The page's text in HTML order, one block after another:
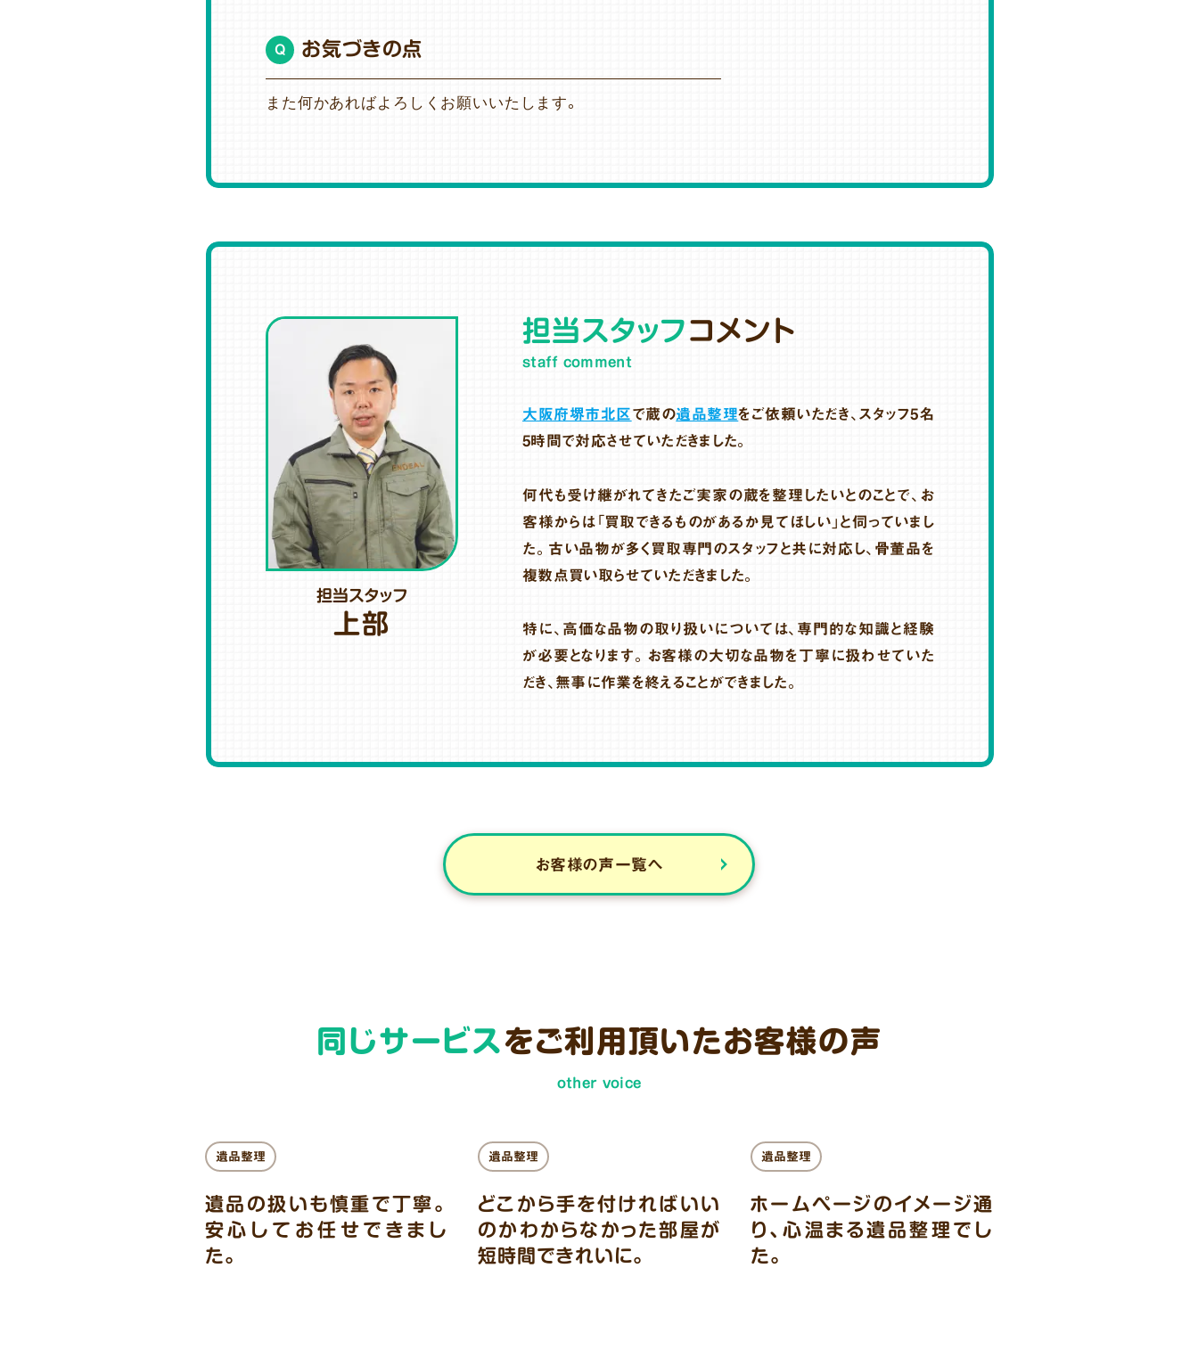
Q お気づきの点
また何かあればよろしくお願いいたします。
担当スタッフコメント
staff comment
大阪府堺市北区で蔵の遺品整理をご依頼いただき、スタッフ5名
5時間で対応させていただきました。
何代も受け継がれてきたご実家の蔵を整理したいとのことで、お
客様からは「買取できるものがあるか見てほしい」と伺っていまし
た。古い品物が多く買取専門のスタッフと共に対応し、骨董品を
複数点買い取らせていただきました。
特に、高価な品物の取り扱いについては、専門的な知識と経験
が必要となります。お客様の大切な品物を丁寧に扱わせていた
だき、無事に作業を終えることができました。
担当スタッフ
上部
お客様の声一覧へ
同じサービス をご利用頂いたお客様の声
other voice
遺品整理
遺品の扱いも慎重で丁寧。
安心してお任せできまし
た。
遺品整理
どこから手を付ければいい
のかわからなかった部屋が
短時間できれいに。
遺品整理
ホームページのイメージ通
り、心温まる遺品整理でし
た。